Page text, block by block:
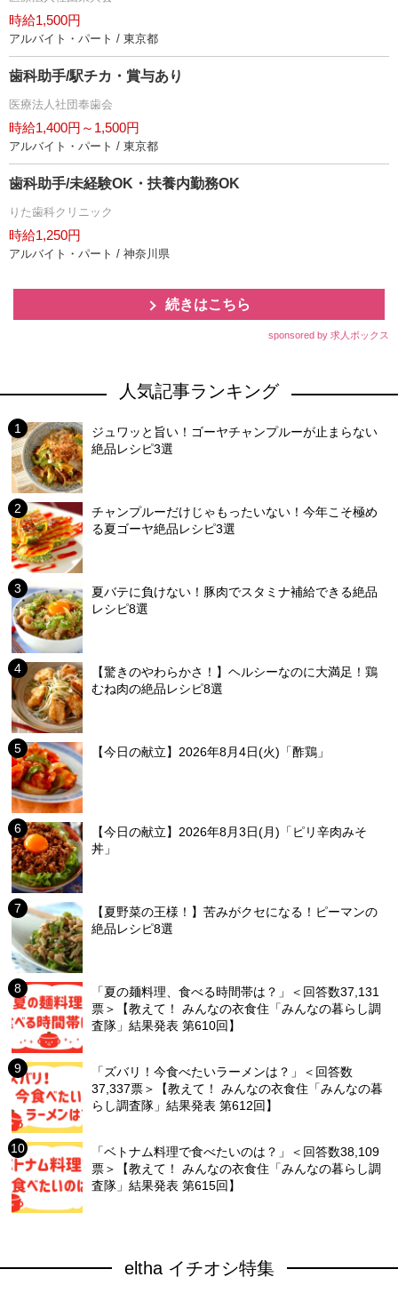
時給1,500円
アルバイト・パート / 東京都
歯科助手/駅チカ・賞与あり
医療法人社団奉歯会
時給1,400円～1,500円
アルバイト・パート / 東京都
歯科助手/未経験OK・扶養内勤務OK
りた歯科クリニック
時給1,250円
アルバイト・パート / 神奈川県
続きはこちら
sponsored by 求人ボックス
人気記事ランキング
ジュワッと旨い！ゴーヤチャンプルーが止まらない
絶品レシピ3選
チャンプルーだけじゃもったいない！今年こそ極め
る夏ゴーヤ絶品レシピ3選
夏バテに負けない！豚肉でスタミナ補給できる絶品
レシピ8選
【驚きのやわらかさ！】ヘルシーなのに大満足！鶏
むね肉の絶品レシピ8選
【今日の献立】2026年8月4日(火)「酢鶏」
【今日の献立】2026年8月3日(月)「ピリ辛肉みそ
丼」
【夏野菜の王様！】苦みがクセになる！ピーマンの
絶品レシピ8選
「夏の麺料理、食べる時間帯は？」＜回答数37,131
票＞【教えて！ みんなの衣食住「みんなの暮らし調
査隊」結果発表 第610回】
「ズバリ！今食べたいラーメンは？」＜回答数
37,337票＞【教えて！ みんなの衣食住「みんなの暮
らし調査隊」結果発表 第612回】
「ベトナム料理で食べたいのは？」＜回答数38,109
票＞【教えて！ みんなの衣食住「みんなの暮らし調
査隊」結果発表 第615回】
eltha イチオシ特集